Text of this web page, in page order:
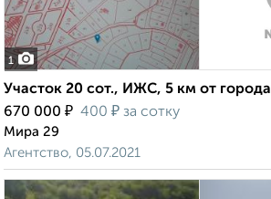
1
Участок 20 сот., ИЖС, 5 км от города
670 000 ₽ 400 ₽ за сотку
Мира 29
Агентство, 05.07.2021